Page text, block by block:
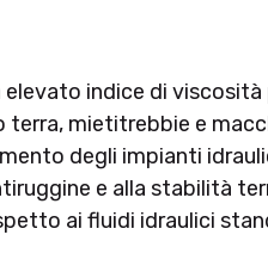
elevato indice di
mietitrebbie e
degli impianti
e alla stabilità
ai fluidi idraulici